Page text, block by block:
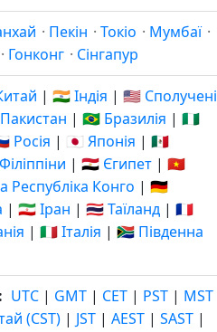
· Пекін · Токіо · Мумбаї ·
· Гонконг · Сінгапур
| 🇮🇳 Індія | 🇺🇸 Сполучені
| 🇧🇷 Бразилія | 🇳🇬
Росія | 🇯🇵 Японія | 🇲🇽
| 🇪🇬 Єгипет | 🇻🇳
Республіка Конго | 🇩🇪
| 🇮🇷 Іран | 🇹🇭 Таїланд | 🇫🇷
| 🇮🇹 Італія | 🇿🇦 Південна
: UTC | GMT | CET | PST | MST
(CST) | JST | AEST | SAST |